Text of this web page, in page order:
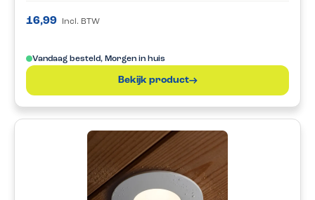
16,99 Incl. BTW
Vandaag besteld, Morgen in huis
Bekijk product